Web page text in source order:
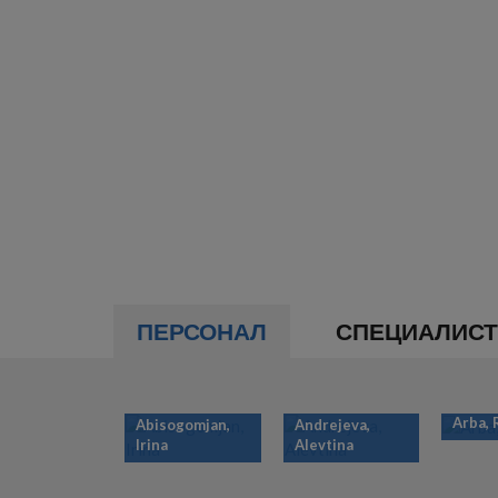
ПЕРСОНАЛ
Abisogomjan,
Irina
Andrejeva,
Alevtina
Arba,
НУМЕРАЦИЯ